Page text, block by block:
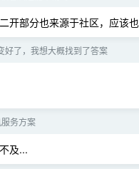
开部分也来源于社区，应该
好了，我想大概找到了答案
务方案
及...